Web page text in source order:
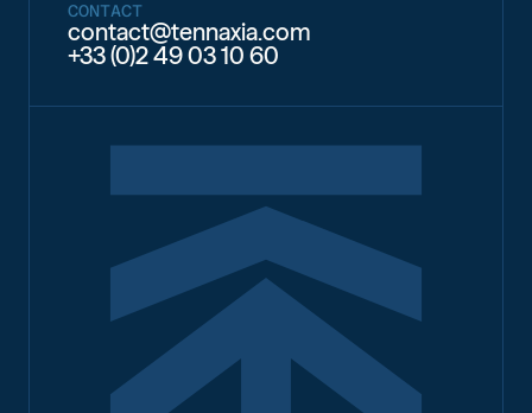
CONTACT
contact@tennaxia.com
+33 (0)2 49 03 10 60